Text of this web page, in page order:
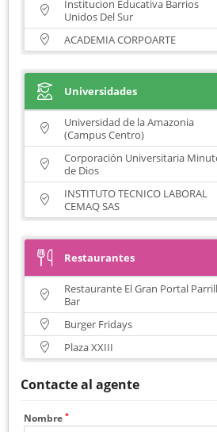
Institucion Educativa Barrios
Unidos Del Sur
ACADEMIA CORPOARTE
Universidades
Universidad de la Amazonia
(Campus Centro)
Corporación Universitaria
de Dios
INSTITUTO TECNICO LABORAL
CEMAQ SAS
Restaurantes
Restaurante El Gran Portal
Bar
Burger Fridays
Plaza XXIII
Contacte al agente
Nombre *